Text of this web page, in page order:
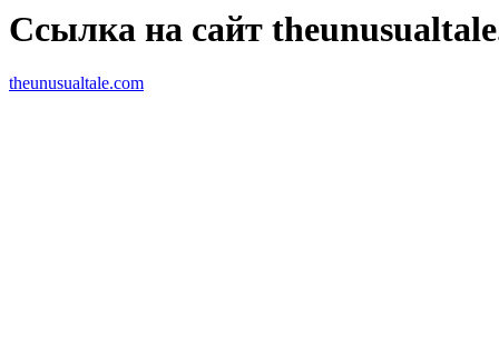
Ссылка на сайт
theunusualtale.com